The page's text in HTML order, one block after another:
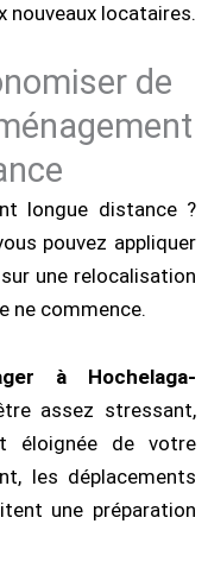
nouveaux locataires.
de
longue distance ?
pouvez appliquer
une relocalisation
ne commence.
à Hochelaga-
assez stressant,
éloignée de votre
les déplacements
une préparation